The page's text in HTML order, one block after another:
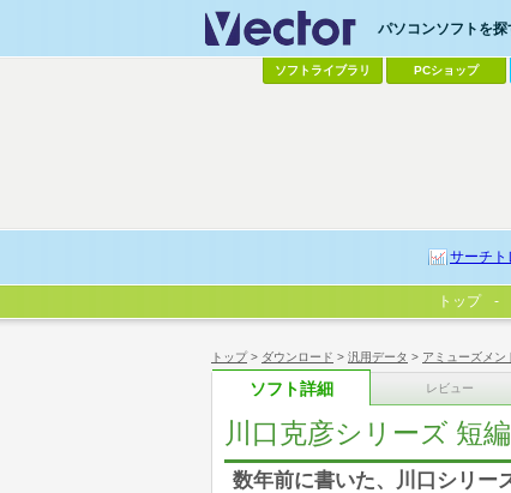
トップ> ダウンロード > 汎用データ > アミューズメン
ソフト詳細 レビュー
川口克彦シリーズ 短
数年前に書いた、川口シリー
パソコンソフトを探
ソフトライブラリ PCショップ
サーチト
トップ